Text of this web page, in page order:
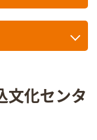
文化センタ